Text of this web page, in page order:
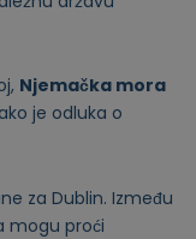
Njemačka mora
je odluka o
za Dublin. Između
mogu proći